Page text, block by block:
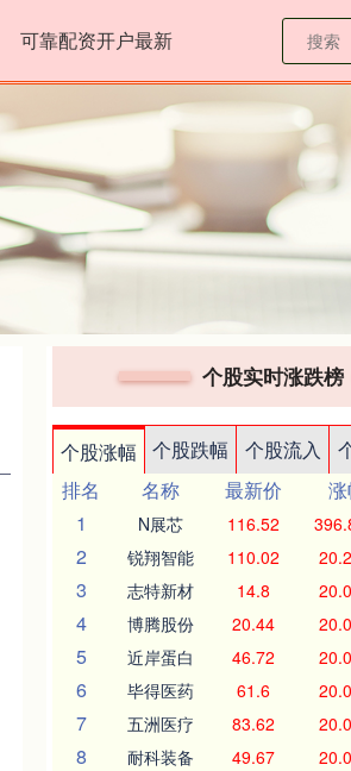
可靠配资开户最新
个股实时涨跌榜
个股涨幅 个股跌幅 个股流入
排名
名称 最新价
1
N展芯 116.52
2 锐翔智能 110.02
3 志特新材 14.8
4 博腾股份 20.44
5 近岸蛋白 46.72
6 毕得医药 61.6
7 五洲医疗 83.62
8 耐科装备 49.67